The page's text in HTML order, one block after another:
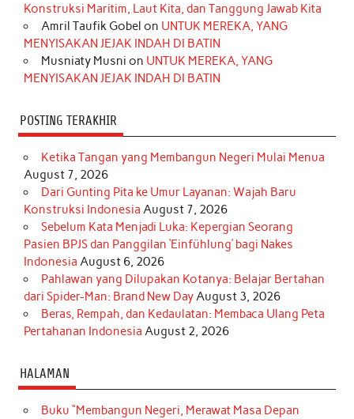
k
a
m
s
t
n
Konstruksi Maritim, Laut Kita, dan Tanggung Jawab Kita
Amril Taufik Gobel on UNTUK MEREKA, YANG
MENYISAKAN JEJAK INDAH DI BATIN
Musniaty Musni on UNTUK MEREKA, YANG
MENYISAKAN JEJAK INDAH DI BATIN
POSTING TERAKHIR
Ketika Tangan yang Membangun Negeri Mulai Menua
August 7, 2026
Dari Gunting Pita ke Umur Layanan: Wajah Baru
Konstruksi Indonesia August 7, 2026
Sebelum Kata Menjadi Luka: Kepergian Seorang
Pasien BPJS dan Panggilan ‘Einfühlung’ bagi Nakes
Indonesia August 6, 2026
Pahlawan yang Dilupakan Kotanya: Belajar Bertahan
dari Spider-Man: Brand New DayAugust 3, 2026
Beras, Rempah, dan Kedaulatan: Membaca Ulang Peta
Pertahanan Indonesia August 2, 2026
HALAMAN
Buku “Membangun Negeri, Merawat Masa Depan